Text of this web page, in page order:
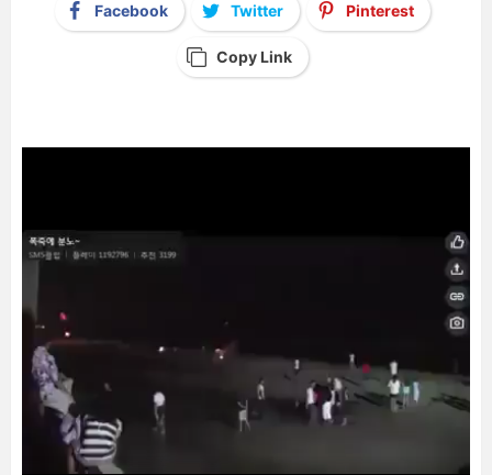
Facebook Twitter Pinterest
Copy Link